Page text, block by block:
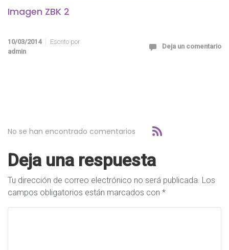
Imagen ZBK 2
10/03/2014
Escrito por
admin
Deja un comentario
No se han encontrado comentarios
Deja una respuesta
Tu dirección de correo electrónico no será publicada. Los
campos obligatorios están marcados con *